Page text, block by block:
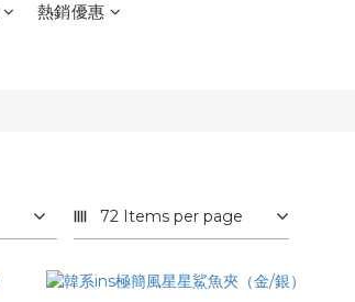
熱銷優惠
72 Items per page